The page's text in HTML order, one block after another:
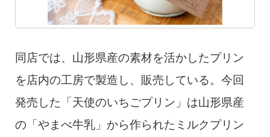
同店では、山形県産の素材を活かしたプリン
を店内の工房で製造し、販売している。今回
発売した「天使のいちごプリン」は山形県産
の「やまべ牛乳」から作られたミルクプリン